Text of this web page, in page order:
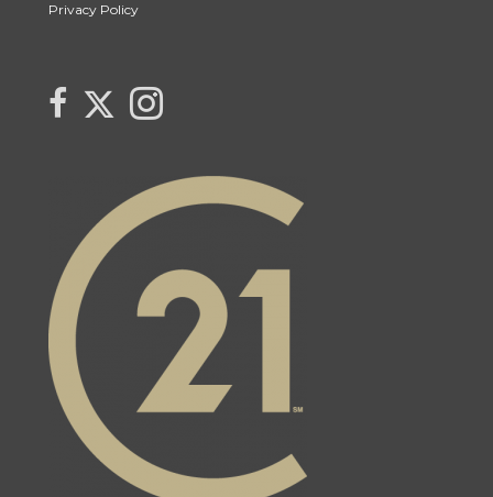
Privacy Policy
link to Lynne Bobyck's facebook page
Link to Lynne Bobyck's Twitter page
Link to Lynne Bobyck's Instagram page